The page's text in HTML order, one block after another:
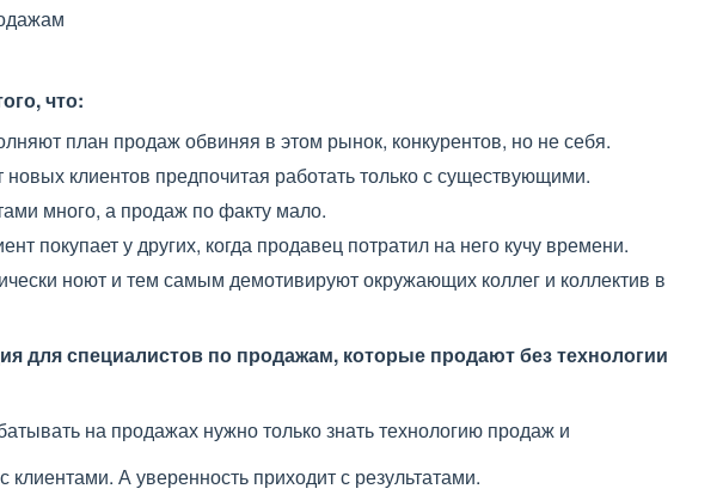
что:
план продаж обвиняя в этом рынок, конкурентов, но не себя.
клиентов предпочитая работать только с существующими.
много, а продаж по факту мало.
покупает у других, когда продавец потратил на него кучу времени.
ноют и тем самым демотивируют окружающих коллег и коллектив в
для специалистов по продажам, которые продают без технологии
на продажах нужно только знать технологию продаж и
клиентами. А уверенность приходит с результатами.